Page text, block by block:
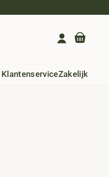
KlantenserviceZakelijk